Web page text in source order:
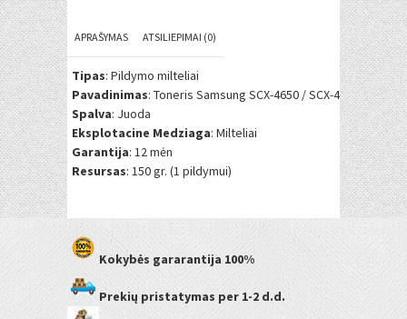
APRAŠYMAS ATSILIEPIMAI (0)
Tipas: Pildymo milteliai
Pavadinimas: Toneris Samsung SCX-4650 / SCX-4655 (MLT-
Spalva: Juoda
Eksplotacine Medziaga: Milteliai
Garantija: 12 mėn
Resursas: 150 gr. (1 pildymui)
Kokybės gararantija 100%
Prekių pristatymas per 1-2 d.d.